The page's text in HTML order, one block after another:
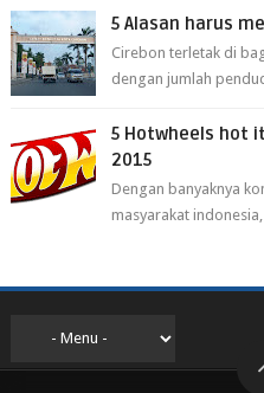
5 Alasan harus
Cirebon terletak di
dengan jumlah
5 Hotwheels hot
2015
Dengan banyaknya
masyarakat